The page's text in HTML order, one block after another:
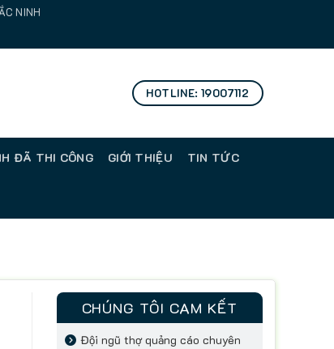
NINH
HOTLINE: 19007112
ĐÃ THI CÔNG GIỚI THIỆU TIN TỨC
CHÚNG TÔI CAM KẾT
Đội ngũ thợ quảng cáo chuyên